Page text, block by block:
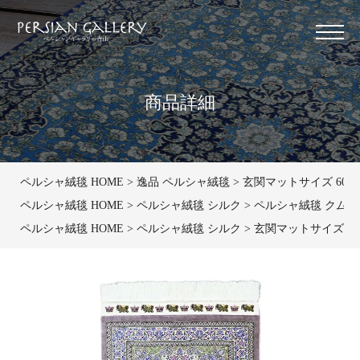
商品詳細
ペルシャ絨毯 HOME 逸品 ペルシャ絨毯
玄関マットサイズ
ペルシャ絨毯 HOME
ペルシャ絨毯 シルク
ペルシャ絨毯 クム
ペルシャ絨毯 HOME
ペルシャ絨毯 シルク 玄関マットサイズ（